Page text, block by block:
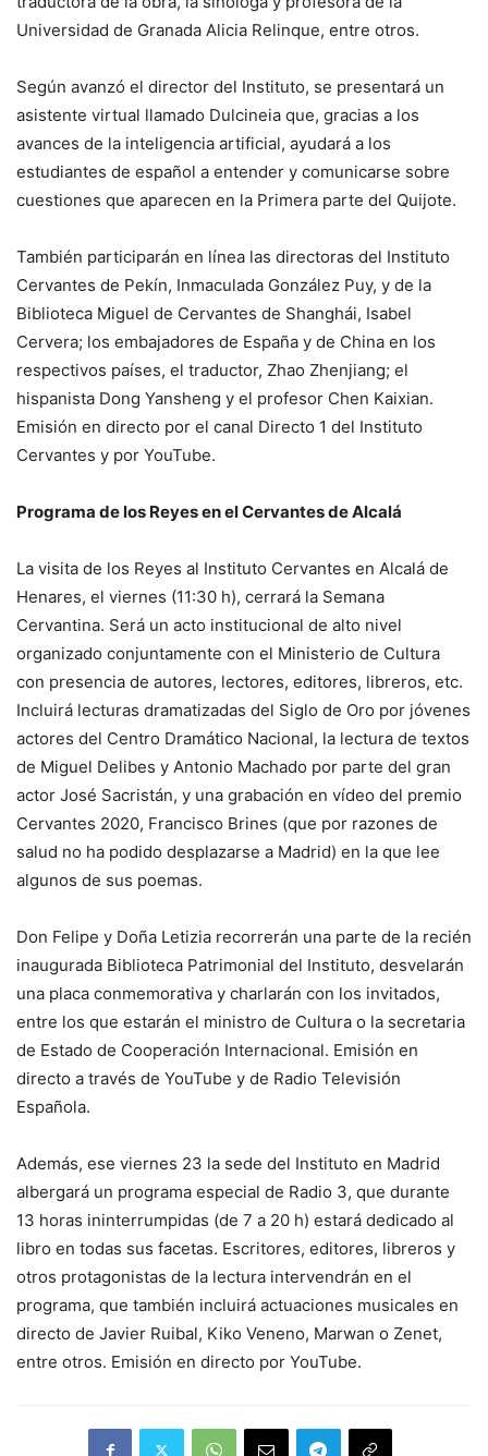
Universidad de Granada Alicia Relinque, entre otros.
Según avanzó el director del Instituto, se presentará un
asistente virtual llamado Dulcineia que, gracias a los
avances de la inteligencia artificial, ayudará a los
estudiantes de español a entender y comunicarse sobre
cuestiones que aparecen en la Primera parte del Quijote.
También participarán en línea las directoras del Instituto
Cervantes de Pekín, Inmaculada González Puy, y de la
Biblioteca Miguel de Cervantes de Shanghái, Isabel
Cervera; los embajadores de España y de China en los
respectivos países, el traductor, Zhao Zhenjiang; el
hispanista Dong Yansheng y el profesor Chen Kaixian.
Emisión en directo por el canal Directo 1 del Instituto
Cervantes y por YouTube.
Programa de los Reyes en el Cervantes de Alcalá
La visita de los Reyes al Instituto Cervantes en Alcalá de
Henares, el viernes (11:30 h), cerrará la Semana
Cervantina. Será un acto institucional de alto nivel
organizado conjuntamente con el Ministerio de Cultura
con presencia de autores, lectores, editores, libreros, etc.
Incluirá lecturas dramatizadas del Siglo de Oro por jóvenes
actores del Centro Dramático Nacional, la lectura de textos
de Miguel Delibes y Antonio Machado por parte del gran
actor José Sacristán, y una grabación en vídeo del premio
Cervantes 2020, Francisco Brines (que por razones de
salud no ha podido desplazarse a Madrid) en la que lee
algunos de sus poemas.
Don Felipe y Doña Letizia recorrerán una parte de la recién
inaugurada Biblioteca Patrimonial del Instituto, desvelarán
una placa conmemorativa y charlarán con los invitados,
entre los que estarán el ministro de Cultura o la secretaria
de Estado de Cooperación Internacional. Emisión en
directo a través de YouTube y de Radio Televisión
Española.
Además, ese viernes 23 la sede del Instituto en Madrid
albergará un programa especial de Radio 3, que durante
13 horas ininterrumpidas (de 7 a 20 h) estará dedicado al
libro en todas sus facetas. Escritores, editores, libreros y
otros protagonistas de la lectura intervendrán en el
programa, que también incluirá actuaciones musicales en
directo de Javier Ruibal, Kiko Veneno, Marwan o Zenet,
entre otros. Emisión en directo por YouTube.